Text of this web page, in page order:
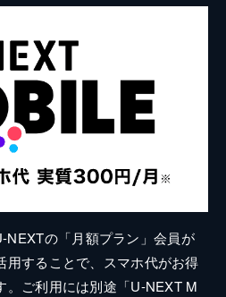
NEXTの「月額プラン」会員が
用することで、スマホ代がお得
。ご利用には別途「U-NEXT M